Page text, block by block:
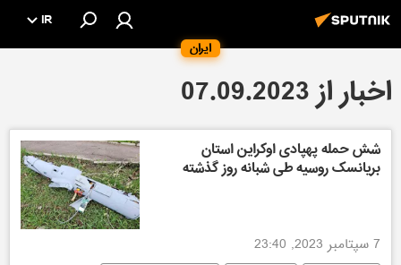
ایران
IR
اخبار از 07.09.2023
شش حمله پهپادی اوکراین استان
بریانسک روسیه طی شبانه روز گذشته
7 سپتامبر 2023, 23:40